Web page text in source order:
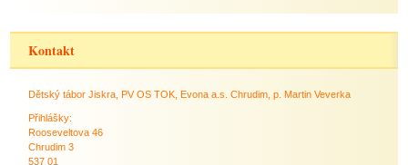
Kontakt
Dětský tábor Jiskra, PV OS TOK, Evona a.s. Chrudim, p. Martin Veverka
Přihlášky:
Rooseveltova 46
Chrudim 3
537 01